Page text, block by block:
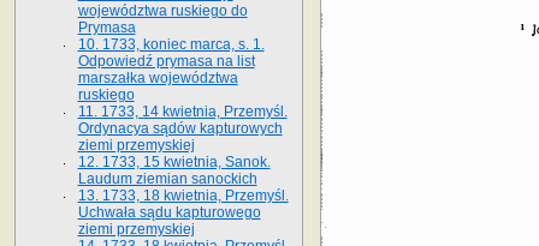
województwa ruskiego do
Prymasa
10. 1733, koniec marca, s. 1.
Odpowiedź prymasa na list
marszałka województwa
ruskiego
11. 1733, 14 kwietnia, Przemyśl.
Ordynacya sądów kapturowych
ziemi przemyskiej
12. 1733, 15 kwietnia, Sanok.
Laudum ziemian sanockich
13. 1733, 18 kwietnia, Przemyśl.
Uchwała sądu kapturowego
ziemi przemyskiej